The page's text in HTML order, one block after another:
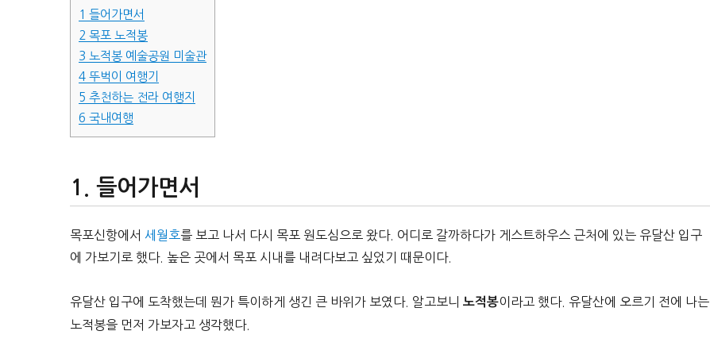
1 들어가면서
2 목포 노적봉
3 노적봉 예술공원 미술관
4 뚜벅이 여행기
5 추천하는 전라 여행지
6 국내여행
들어가면서
목포신항에서 세월호를 보고 나서 다시 목포 원도심으로 왔다. 어디로 갈까하다가 게스트하우스 근처에 있는 유달산 입구
에 가보기로 했다. 높은 곳에서 목포 시내를 내려다보고 싶었기 때문이다.
유달산 입구에 도착했는데 뭔가 특이하게 생긴 큰 바위가 보였다. 알고보니 노적봉이라고 했다. 유달산에 오르기 전에 나는
노적봉을 먼저 가보자고 생각했다.